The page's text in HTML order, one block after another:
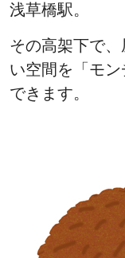
浅草橋駅。
その高架下で
い空間を「モ
できます。